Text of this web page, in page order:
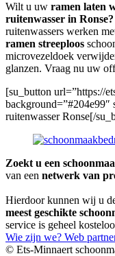
Wilt u uw ramen laten
ruitenwasser in Ronse?
ruitenwassers werken
ramen streeploos
microvezeldoek
glanzen. Vraag nu uw
[su_button url=”https://
background=”#204e99″
ruitenwasser Ronse[/
Zoekt u een
van een netwerk van
Hierdoor kunnen wij u
meest geschikte
service is geheel
Wie zijn we? Web
© Ets-Minnaert